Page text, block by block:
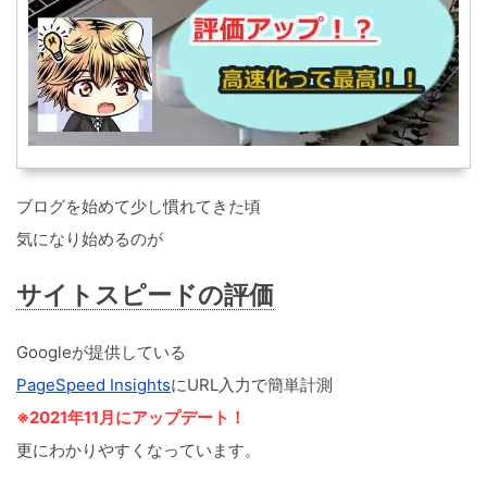
ブログを始めて少し慣れてきた頃
気になり始めるのが
サイトスピードの評価
Googleが提供している
PageSpeed InsightsにURL入力で簡単計測
※2021年11月にアップデート！
更にわかりやすくなっています。